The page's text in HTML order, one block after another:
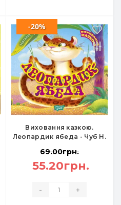
Виховання казкою.
Леопардик ябеда - Чуб Н.
-20%
69.00грн.
55.20грн.
- +